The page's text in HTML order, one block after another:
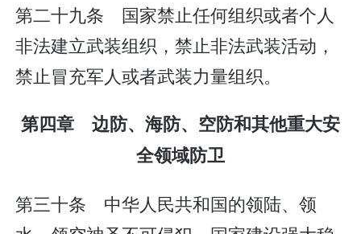
第二十九条 国家禁止任何组织或者个人
非法建立武装组织，禁止非法武装活动，
禁止冒充军人或者武装力量组织。
第四章 边防、海防、空防和其他重大安
全领域防卫
第三十条 中华人民共和国的领陆、领